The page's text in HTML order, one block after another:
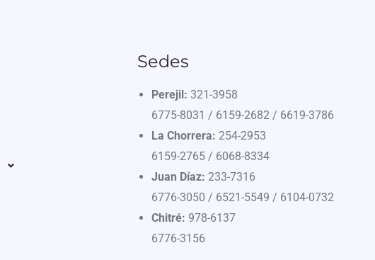
Sedes
Perejil: 321-3958
6775-8031 / 6159-2682 / 6619-3786
La Chorrera: 254-2953
6159-2765 / 6068-8334
Juan Díaz: 233-7316
6776-3050 / 6521-5549 / 6104-0732
Chitré: 978-6137
6776-3156